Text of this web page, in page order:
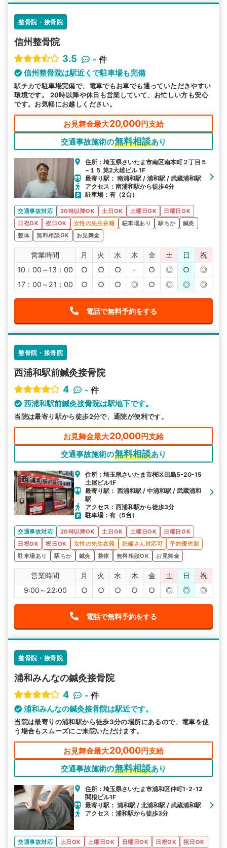
整骨院・接骨院
信州整骨院
3.5
- 件
信州整骨院は駅近くで駐車場も完備
駅チカで駐車場完備で、電車でもお車でも通っていただきやすい
環境です。 20時以降や休日も営業していて、お忙しい方も安心
です。お気軽にお越しください。
お見舞金最大20,000円支給
交通事故施術の無料相談あり
住所：埼玉県さいたま市南区南本町２丁目５
−１５ 第2大雄ビル 1F
最寄り駅： 南浦和駅 / 浦和駅 / 武蔵浦和駅
アクセス：南浦和駅から徒歩4分
駐車場：有（2台）
交通事故対応 20時以降OK 土日OK 土曜日OK
日曜日OK
日祝OK
祝日OK 女性の先生在籍 駐車場あり 駅ちか
鍼灸
整体
無料相談OK お見舞金
営業時間 月 火 水 木 金 土 日
祝
10：00～13：00
○ ○ ○ - ○ ◎ ○
◎
17：00～21：00
○ ○ ○ ◎ ○ ◎ ◎ ◎
電話で無料予約をする
整骨院・接骨院
西浦和駅前鍼灸接骨院
4
- 件
西浦和駅前鍼灸接骨院は駅地下です。
当院は最寄り駅から徒歩2分で、通院が便利です。
お見舞金最大20,000円支給
交通事故施術の無料相談あり
住所：埼玉県さいたま市桜区田島5-20-15
土屋ビル1F
最寄り駅： 西浦和駅 / 中浦和駅 / 武蔵浦和
駅
アクセス：西浦和駅から徒歩3分
駐車場：有（5台）
交通事故対応 20時以降OK 土日OK 土曜日OK
日曜日OK
日祝OK
祝日OK 女性の先生在籍 妊婦さん対応可
予約優先制
駐車場あり
駅ちか 鍼灸 整体 無料相談OK お見舞金
営業時間 月 火 水 木 金 土 日
祝
9:00～22:00
○ ○ ○ ○ ○ ◎ ◎ ◎
電話で無料予約をする
整骨院・接骨院
浦和みんなの鍼灸接骨院
4
- 件
浦和みんなの鍼灸接骨院は駅近です。
当院は最寄りの浦和駅から徒歩3分の場所にあるので、電車を使
う場合もスムーズにご来院いただけます。
お見舞金最大20,000円支給
交通事故施術の無料相談あり
住所：埼玉県さいたま市浦和区仲町1-2-12
関根ビル1F
最寄り駅： 浦和駅 / 北浦和駅 / 武蔵浦和駅
アクセス：浦和駅から徒歩3分
交通事故対応 土日OK 土曜日OK 日曜日OK 日祝OK
祝日OK